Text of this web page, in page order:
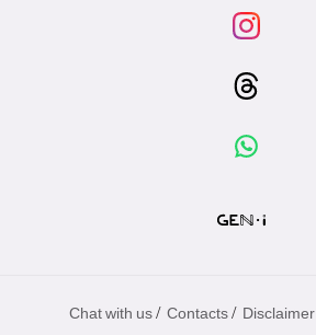
Chat with us / Contacts / Disclaimer